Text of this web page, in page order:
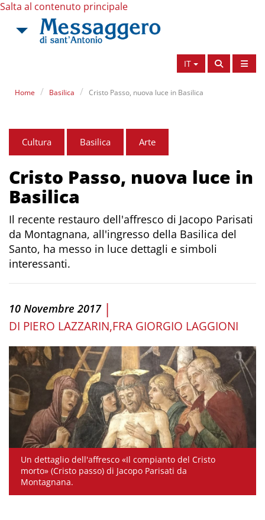
Salta al contenuto principale
IT
Home Basilica Cristo Passo, nuova luce in Basilica
Cultura Basilica Arte
Cristo Passo, nuova luce in
Basilica
Il recente restauro dell'affresco di Jacopo Parisati
da Montagnana, all'ingresso della Basilica del
Santo, ha messo in luce dettagli e simboli
interessanti.
10 Novembre 2017 |
DI PIERO LAZZARIN FRA GIORGIO LAGGIONI
Un dettaglio dell'affresco «Il compianto del Cristo
morto» (Cristo passo) di Jacopo Parisati da
Montagnana.